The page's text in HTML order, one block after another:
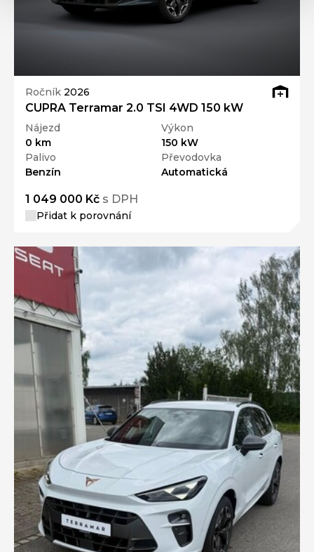
Ročník 2026
CUPRA Terramar 2.0 TSI 4WD 150 kW
Nájezd
0 km
Výkon
150 kW
Palivo
Benzín
Převodovka
Automatická
1 049 000 Kč s DPH
Přidat k porovnání